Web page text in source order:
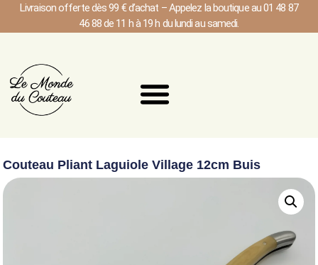
Livraison offerte dès 99 € d’achat – Appelez la boutique au 01 48 87
46 88 de 11 h à 19 h du lundi au samedi.
Couteau Pliant Laguiole Village 12cm Buis